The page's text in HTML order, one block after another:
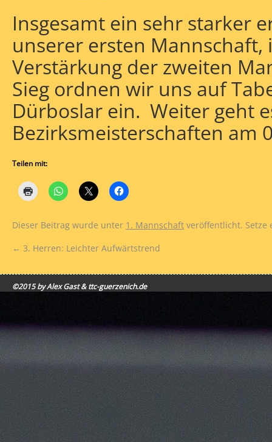
Insgesamt ein sehr starker
unserer ersten
Verstärkung der zweiten
Sieg ordnen wir uns auf
Dürboslar ein. Weiter geht
Bezirksmeisterschaften am
Teilen mit:
Dieser Beitrag wurde unter 1. Mannschaft veröffentlicht. Setze
← 3. Herren: Leichter Aufwärtstrend
©2015 by Alex Gast & ttc-guerzenich.de